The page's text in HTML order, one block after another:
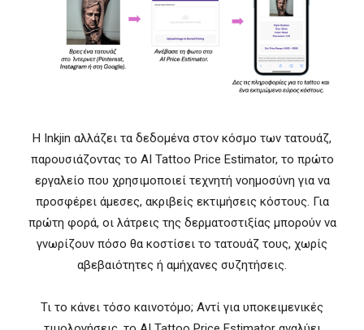
Η Inkjin αλλάζει τα δεδομένα στον κόσμο των τατουάζ,
παρουσιάζοντας το AI Tattoo Price Estimator, το πρώτο
εργαλείο που χρησιμοποιεί τεχνητή νοημοσύνη για να
προσφέρει άμεσες, ακριβείς εκτιμήσεις κόστους. Για
πρώτη φορά, οι λάτρεις της δερματοστιξίας μπορούν να
γνωρίζουν πόσο θα κοστίσει το τατουάζ τους, χωρίς
αβεβαιότητες ή αμήχανες συζητήσεις.
Τι το κάνει τόσο καινοτόμο; Αντί για υποκειμενικές